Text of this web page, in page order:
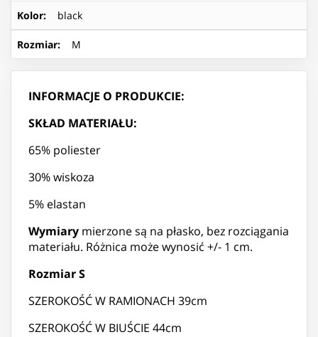
Kolor: black
Rozmiar: M
INFORMACJE O PRODUKCIE:
SKŁAD MATERIAŁU:
65% poliester
30% wiskoza
5% elastan
Wymiary mierzone są na płasko, bez rozciągania
materiału. Różnica może wynosić +/- 1 cm.
Rozmiar S
SZEROKOŚĆ W RAMIONACH 39cm
SZEROKOŚĆ W BIUŚCIE 44cm